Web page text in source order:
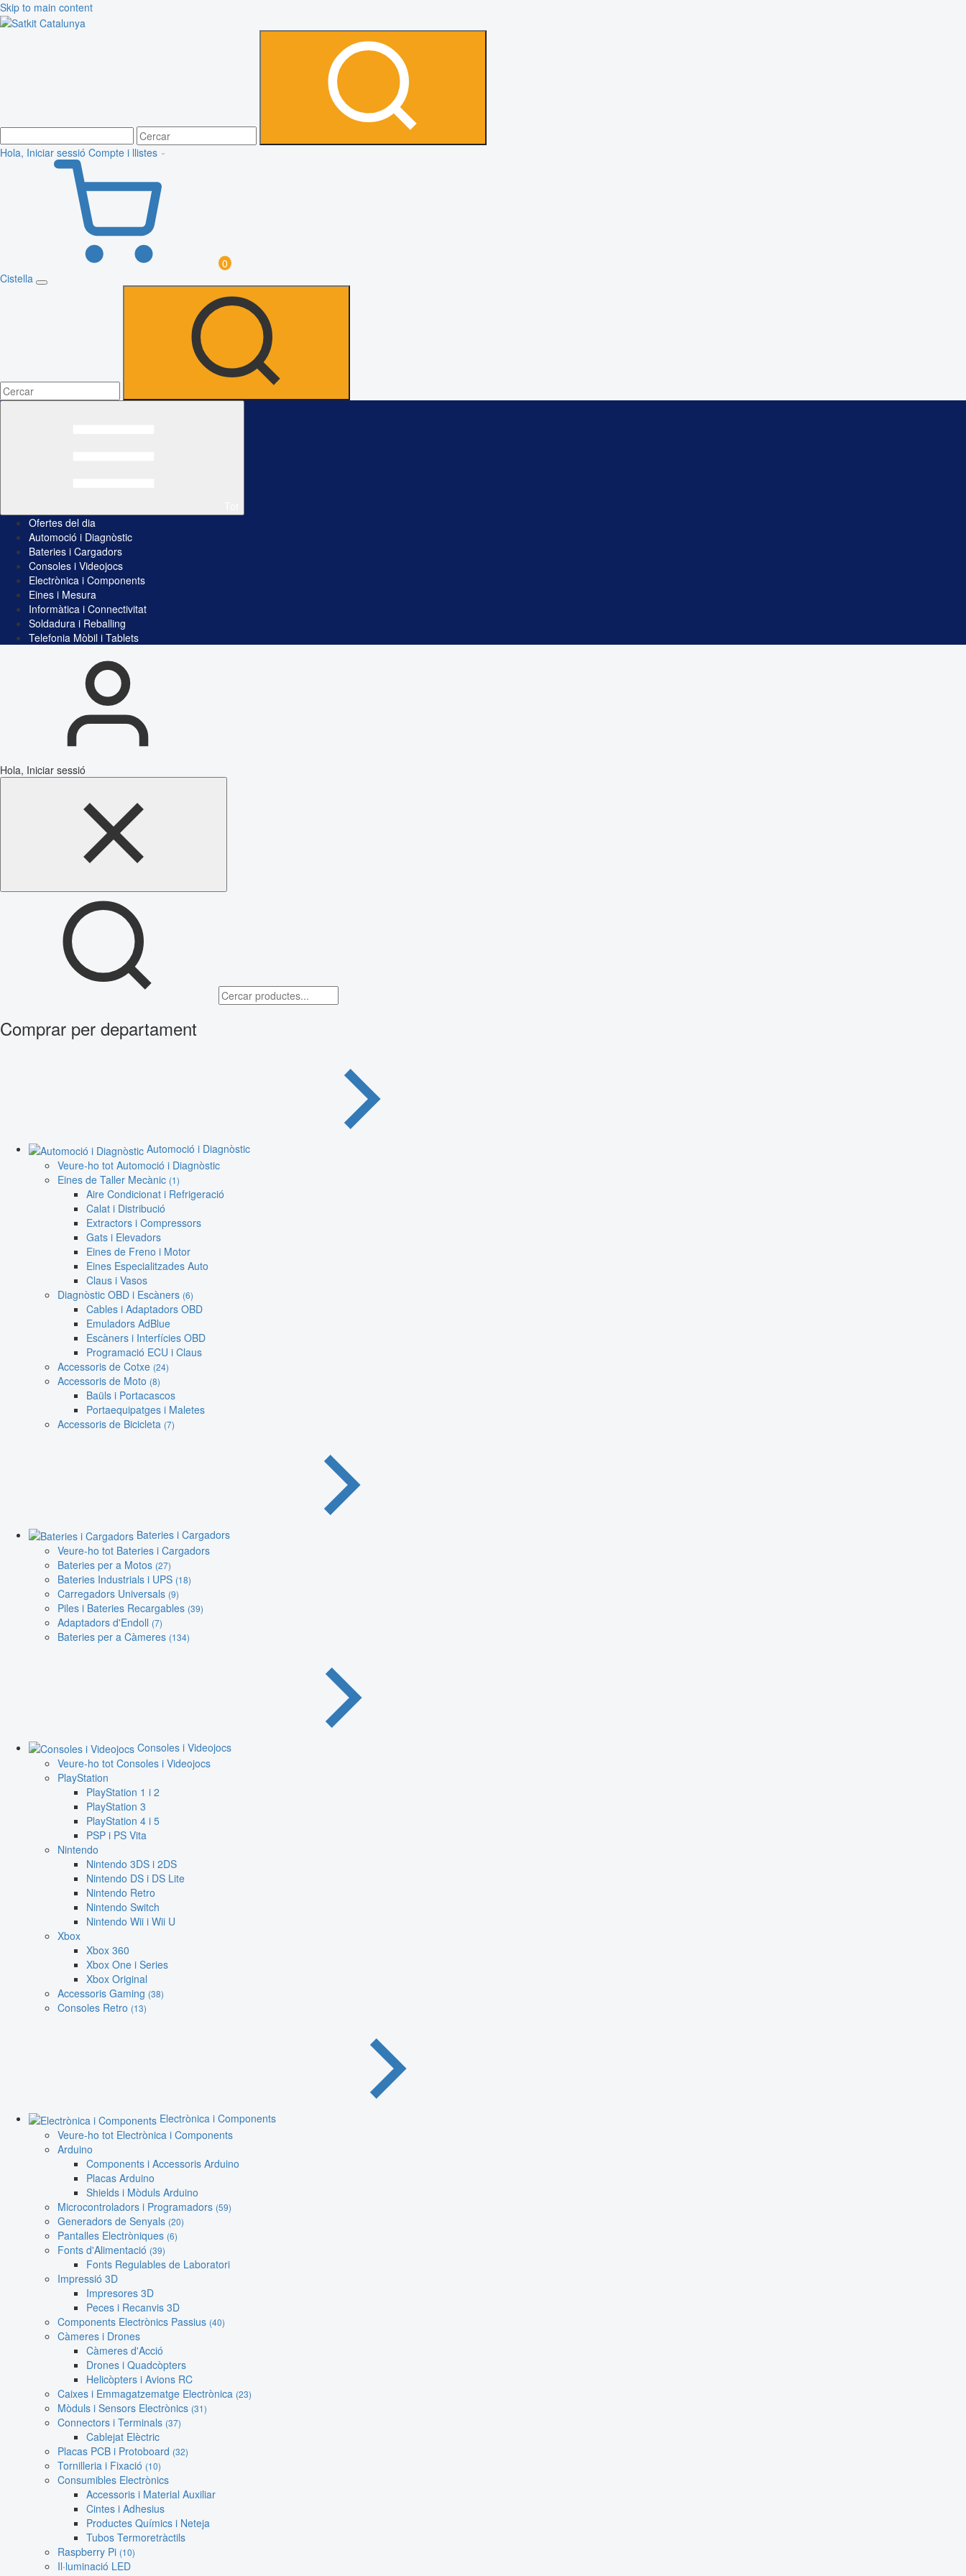
Skip to main content
Hola, Iniciar sessió Compte i llistes
0
Cistella
Ofertes del dia
Automoció i Diagnòstic
Bateries i Cargadors
Consoles i Videojocs
Electrònica i Components
Eines i Mesura
Informàtica i Connectivitat
Soldadura i Reballing
Telefonia Mòbil i Tablets
Hola, Iniciar sessió
Comprar per departament
Automoció i Diagnòstic
Veure-ho tot Automoció i Diagnòstic
Eines de Taller Mecànic (1)
Aire Condicionat i Refrigeració
Calat i Distribució
Extractors i Compressors
Gats i Elevadors
Eines de Freno i Motor
Eines Especialitzades Auto
Claus i Vasos
Diagnòstic OBD i Escàners (6)
Cables i Adaptadors OBD
Emuladors AdBlue
Escàners i Interfícies OBD
Programació ECU i Claus
Accessoris de Cotxe (24)
Accessoris de Moto (8)
Baüls i Portacascos
Portaequipatges i Maletes
Accessoris de Bicicleta (7)
Bateries i Cargadors
Veure-ho tot Bateries i Cargadors
Bateries per a Motos (27)
Bateries Industrials i UPS (18)
Carregadors Universals (9)
Piles i Bateries Recargables (39)
Adaptadors d'Endoll (7)
Bateries per a Càmeres (134)
Consoles i Videojocs
Veure-ho tot Consoles i Videojocs
PlayStation
PlayStation 1 i 2
PlayStation 3
PlayStation 4 i 5
PSP i PS Vita
Nintendo
Nintendo 3DS i 2DS
Nintendo DS i DS Lite
Nintendo Retro
Nintendo Switch
Nintendo Wii i Wii U
Xbox
Xbox 360
Xbox One i Series
Xbox Original
Accessoris Gaming (38)
Consoles Retro (13)
Electrònica i Components
Veure-ho tot Electrònica i Components
Arduino
Components i Accessoris Arduino
Placas Arduino
Shields i Mòduls Arduino
Microcontroladors i Programadors (59)
Generadors de Senyals (20)
Pantalles Electròniques (6)
Fonts d'Alimentació (39)
Fonts Regulables de Laboratori
Impressió 3D
Impresores 3D
Peces i Recanvis 3D
Components Electrònics Passius (40)
Càmeres i Drones
Càmeres d'Acció
Drones i Quadcòpters
Helicòpters i Avions RC
Caixes i Emmagatzematge Electrònica (23)
Mòduls i Sensors Electrònics (31)
Connectors i Terminals (37)
Cablejat Elèctric
Placas PCB i Protoboard (32)
Tornilleria i Fixació (10)
Consumibles Electrònics
Accessoris i Material Auxiliar
Cintes i Adhesius
Productes Químics i Neteja
Tubos Termoretràctils
Raspberry Pi (10)
Il·luminació LED